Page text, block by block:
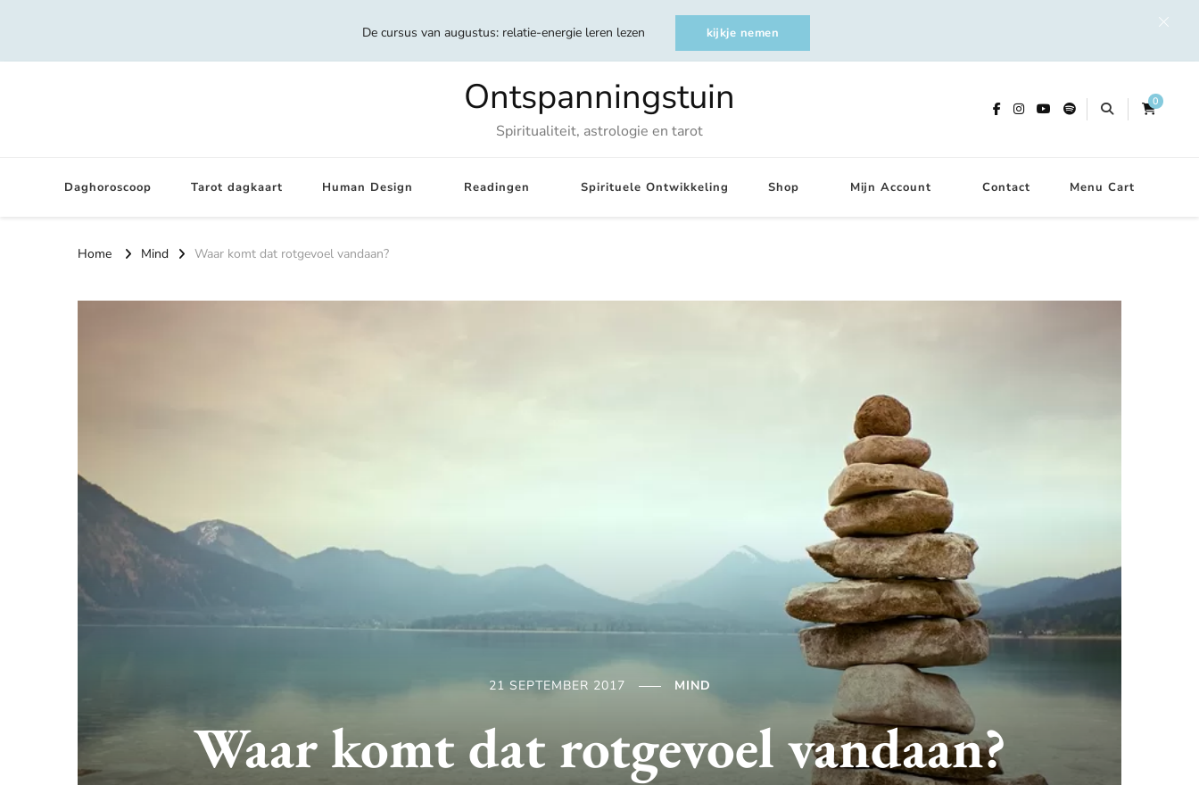
De cursus van augustus: relatie-energie leren lezen kijkje nemen
Ontspanningstuin
Spiritualiteit, astrologie en tarot
0
Daghoroscoop Tarot dagkaart Human Design Readingen Spirituele Ontwikkeling Shop Mijn Account Contact Menu Cart
Home Mind Waar komt dat rotgevoel vandaan?
21 SEPTEMBER 2017 MIND
Waar komt dat rotgevoel vandaan?